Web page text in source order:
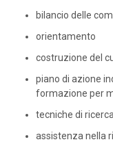
bilancio delle
orientamento
costruzione del
piano di azione
formazione per
tecniche di
assistenza nella